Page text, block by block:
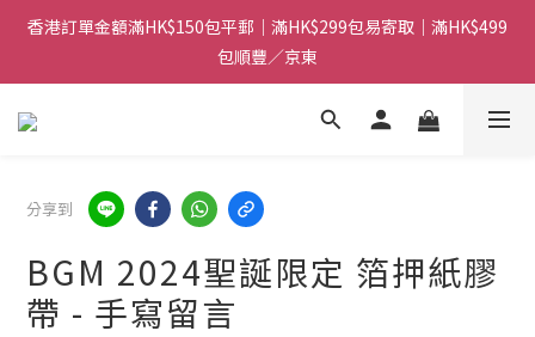
香港訂單金額滿HK$150包平郵｜滿HK$299包易寄取｜滿HK$499
包順豐／京東
香港訂單金額滿HK$150包平郵｜滿HK$299包易寄取｜滿HK$499
包順豐／京東
【網店限定！】指定清貨商品每消費HK$100即享購物金HK$50回
香港訂單金額滿HK$150包平郵｜滿HK$299包易寄取｜滿HK$499
包順豐／京東
分享到
BGM 2024聖誕限定 箔押紙膠
帶 - 手寫留言